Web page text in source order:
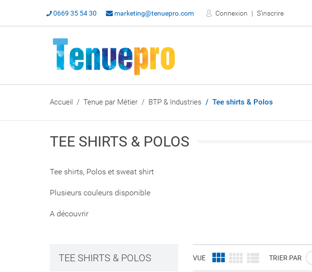
0669 35 54 30 marketing@tenuepro.com Connexion S'inscrire
Accueil Tenue par Métier BTP & Industries Tee shirts & Polos
TEE SHIRTS & POLOS
Tee shirts, Polos et sweat shirt
Plusieurs couleurs disponible
A découvrir
TEE SHIRTS & POLOS VUE TRIER PAR